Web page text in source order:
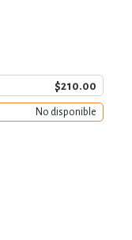
$210.00
No disponible